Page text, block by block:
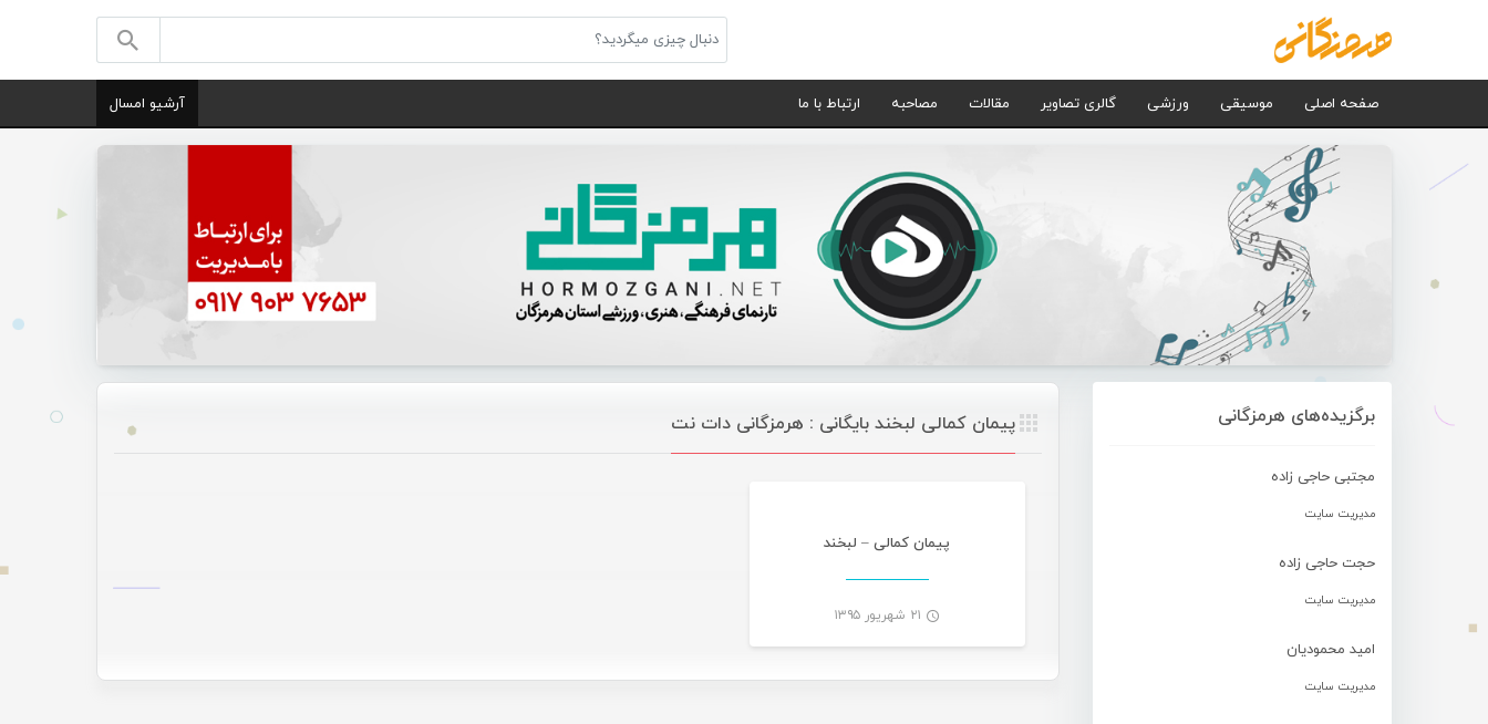
صفحه اصلی موسیقی ورزشی گالری تصاویر مقالات مصاحبه ارتباط با ما آرشیو امسال
برگزیده‌های هرمزگانی
مجتبی حاجی زاده
مدیریت سایت
حجت حاجی زاده
مدیریت سایت
امید محمودیان
مدیریت سایت
پیمان کمالی لبخند بایگانی : هرمزگانی دات نت
پیمان کمالی – لبخند
۲۱ شهریور ۱۳۹۵